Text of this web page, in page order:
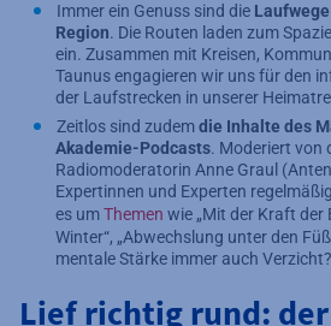
Immer ein Genuss sind die
Region. Die Routen laden zum
ein. Zusammen mit Kreisen,
Taunus engagieren wir uns für den
der Laufstrecken in unserer
Zeitlos sind zudemdie Inhalte des
Akademie-Podcasts. Moderiert von
Radiomoderatorin Anne Graul
Expertinnen und Experten
es umThemen wie „Mit der Kraft der
Winter“, „Abwechslung unter den
mentale Stärke immer auch
Lief richtig rund: der